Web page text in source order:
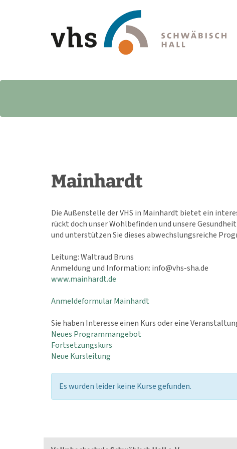
Mainhardt
Die Außenstelle der VHS in Mainhardt bietet ein
rückt doch unser Wohlbefinden und unsere
und unterstützen Sie dieses abwechslungsreiche
Leitung: Waltraud Bruns
Anmeldung und Information: info@vhs-sha.de
www.mainhardt.de
Anmeldeformular Mainhardt
Sie haben Interesse einen Kurs oder eine
Neues Programmangebot
Fortsetzungskurs
Neue Kursleitung
Es wurden leider keine Kurse gefunden.